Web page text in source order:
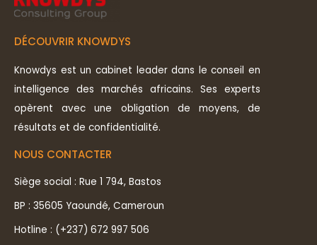
DÉCOUVRIR KNOWDYS
Knowdys est un cabinet leader dans le conseil en
intelligence des marchés africains. Ses experts
opèrent avec une obligation de moyens, de
résultats et de confidentialité.
NOUS CONTACTER
Siège social : Rue 1 794, Bastos
BP : 35605 Yaoundé, Cameroun
Hotline : (+237) 672 997 506